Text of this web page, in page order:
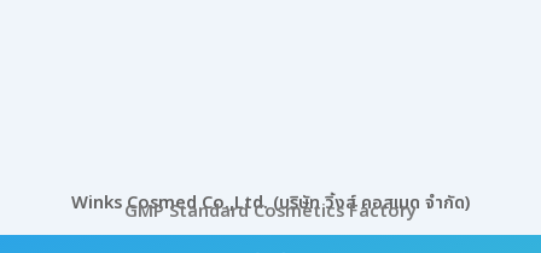
Winks Cosmed Co.,Ltd. (บริษัท วิ้งส์ คอสเมด จำกัด)
GMP Standard Cosmetics Factory